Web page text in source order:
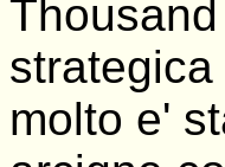
molto e'